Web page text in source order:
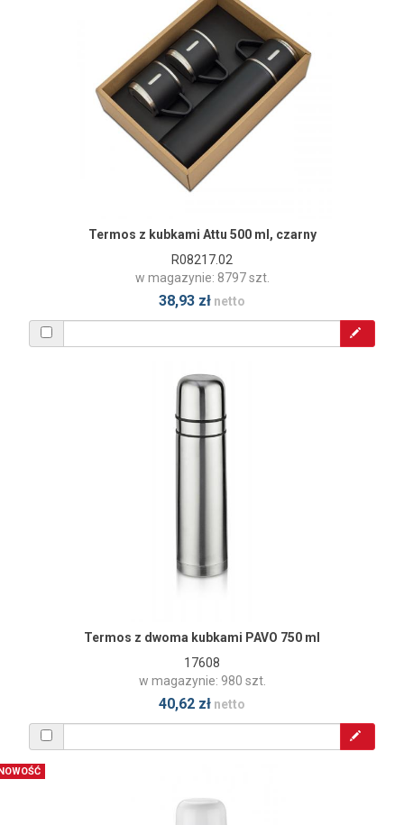
Termos z kubkami Attu 500 ml, czarny
R08217.02
w magazynie: 8797 szt.
38,93 zł netto
Termos z dwoma kubkami PAVO 750 ml
17608
w magazynie: 980 szt.
40,62 zł netto